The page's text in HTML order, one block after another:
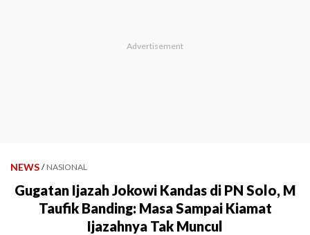
NEWS / NASIONAL
Gugatan Ijazah Jokowi Kandas di PN Solo, M
Taufik Banding: Masa Sampai Kiamat
Ijazahnya Tak Muncul